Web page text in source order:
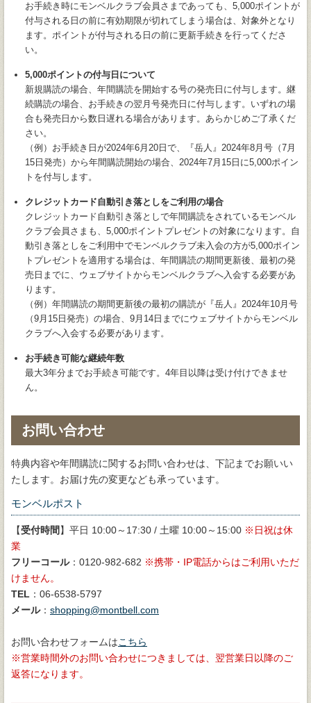
お手続き時にモンベルクラブ会員さまであっても、5,000ポイントが
付与される日の前に有効期限が切れてしまう場合は、対象外となり
ます。ポイントが付与される日の前に更新手続きを行ってくださ
い。
5,000ポイントの付与日について
新規購読の場合、年間購読を開始する号の発売日に付与します。継
続購読の場合、お手続きの翌月号発売日に付与します。いずれの場
合も発売日から数日遅れる場合があります。あらかじめご了承くだ
さい。
（例）お手続き日が2024年6月20日で、『岳人』2024年8月号（7月
15日発売）から年間購読開始の場合、2024年7月15日に5,000ポイン
トを付与します。
クレジットカード自動引き落としをご利用の場合
クレジットカード自動引き落としで年間購読をされているモンベル
クラブ会員さまも、5,000ポイントプレゼントの対象になります。自
動引き落としをご利用中でモンベルクラブ未入会の方が5,000ポイン
トプレゼントを適用する場合は、年間購読の期間更新後、最初の発
売日までに、ウェブサイトからモンベルクラブへ入会する必要があ
ります。
（例）年間購読の期間更新後の最初の購読が『岳人』2024年10月号
（9月15日発売）の場合、9月14日までにウェブサイトからモンベル
クラブへ入会する必要があります。
お手続き可能な継続年数
最大3年分までお手続き可能です。4年目以降は受け付けできませ
ん。
お問い合わせ
特典内容や年間購読に関するお問い合わせは、下記までお願いい
たします。お届け先の変更なども承っています。
モンベルポスト
【受付時間 】平日 10:00～17:30 / 土曜 10:00～15:00
日祝は休
業
フリーコール：0120-982-682
携帯・IP電話からはご利用いただ
けません。
TEL ：06-6538-5797
メール： shopping@montbell.com
お問い合わせフォームはこちら
営業時間外のお問い合わせにつきましては、翌営業日以降のご
返答になります。